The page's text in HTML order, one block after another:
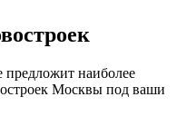
предложит наиболее
Москвы под ваши